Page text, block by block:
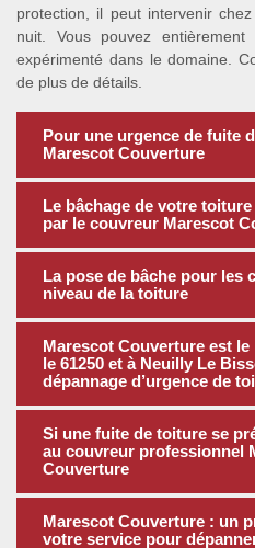
protection, il peut intervenir
nuit. Vous pouvez
expérimenté dans le domaine.
de plus de détails.
Pour une urgence de fuite
Marescot Couverture
Le bâchage de votre
par le couvreur Marescot
La pose de bâche pour les
niveau de la toiture
Marescot Couverture est
le 61250 et à Neuilly Le
dépannage d’urgence de
Si une fuite de toiture se
au couvreur professionnel
Couverture
Marescot Couverture : un
votre service pour